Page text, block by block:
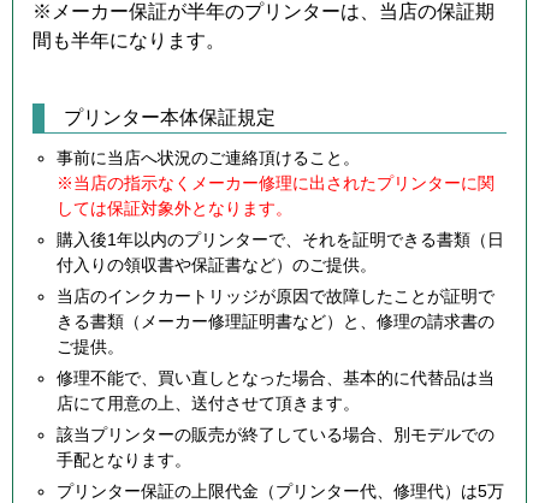
※メーカー保証が半年のプリンターは、当店の保証期
間も半年になります。
プリンター本体保証規定
事前に当店へ状況のご連絡頂けること。
※当店の指示なくメーカー修理に出されたプリンターに関
しては保証対象外となります。
購入後1年以内のプリンターで、それを証明できる書類（日
付入りの領収書や保証書など）のご提供。
当店のインクカートリッジが原因で故障したことが証明で
きる書類（メーカー修理証明書など）と、修理の請求書の
ご提供。
修理不能で、買い直しとなった場合、基本的に代替品は当
店にて用意の上、送付させて頂きます。
該当プリンターの販売が終了している場合、別モデルでの
手配となります。
プリンター保証の上限代金（プリンター代、修理代）は5万